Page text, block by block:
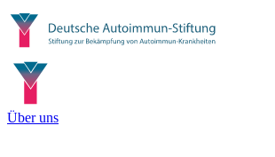
Über uns